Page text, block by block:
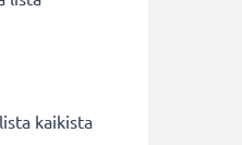
kaikista